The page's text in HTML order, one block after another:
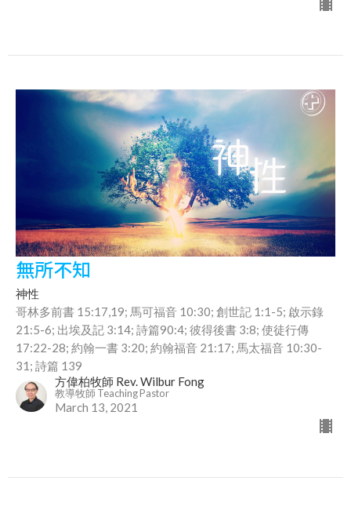
無所不知
神性
哥林多前書 15:17,19; 馬可福音 10:30; 創世記 1:1-5; 啟示錄
21:5-6; 出埃及記 3:14; 詩篇90:4; 彼得後書 3:8; 使徒行傳
17:22-28; 約翰一書 3:20; 約翰福音 21:17; 馬太福音 10:30-
31; 詩篇 139
方偉柏牧師 Rev. Wilbur Fong
教導牧師 Teaching Pastor
March 13, 2021